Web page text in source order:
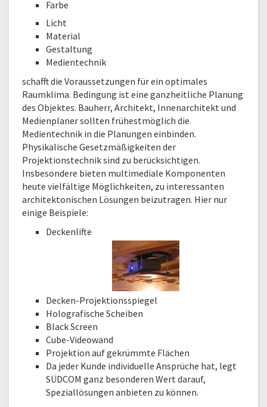
Farbe
Licht
Material
Gestaltung
Medientechnik
schafft die Voraussetzungen für ein optimales
Raumklima. Bedingung ist eine ganzheitliche Planung
des Objektes. Bauherr, Architekt, Innenarchitekt und
Medienplaner sollten frühestmöglich die
Medientechnik in die Planungen einbinden.
Physikalische Gesetzmäßigkeiten der
Projektionstechnik sind zu berücksichtigen.
Insbesondere bieten multimediale Komponenten
heute vielfältige Möglichkeiten, zu interessanten
architektonischen Lösungen beizutragen. Hier nur
einige Beispiele:
Deckenlifte
Decken-Projektionsspiegel
Holografische Scheiben
Black Screen
Cube-Videowand
Projektion auf gekrümmte Flächen
Da jeder Kunde individuelle Ansprüche hat, legt
SÜDCOM ganz besonderen Wert darauf,
Speziallösungen anbieten zu können.